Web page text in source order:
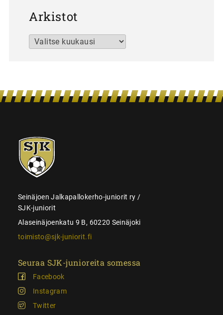
Arkistot
Arkistot
SJK-
juniorit
Seinäjoen Jalkapallokerho-juniorit ry /
SJK-juniorit
Alaseinäjoenkatu 9 B, 60220 Seinäjoki
toimisto@sjk-juniorit.fi
Seuraa SJK-junioreita somessa
Facebook
Instagram
Twitter